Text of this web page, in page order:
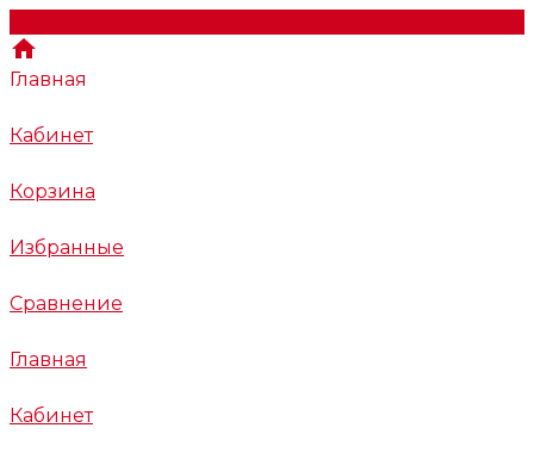
Главная
Кабинет
Корзина
Избранные
Сравнение
Главная
Кабинет